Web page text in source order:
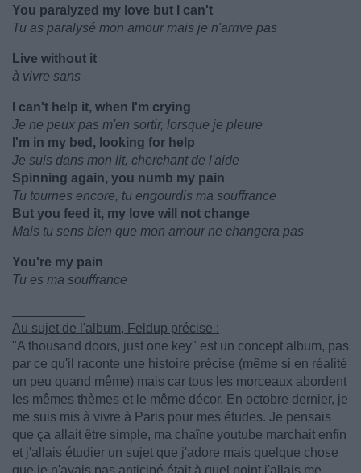
You paralyzed my love but I can't
Tu as paralysé mon amour mais je n'arrive pas
Live without it
à vivre sans
I can't help it, when I'm crying
Je ne peux pas m'en sortir, lorsque je pleure
I'm in my bed, looking for help
Je suis dans mon lit, cherchant de l'aide
Spinning again, you numb my pain
Tu tournes encore, tu engourdis ma souffrance
But you feed it, my love will not change
Mais tu sens bien que mon amour ne changera pas
You're my pain
Tu es ma souffrance
Au sujet de l'album, Feldup précise :
"A thousand doors, just one key" est un concept album, pas
par ce qu'il raconte une histoire précise (même si en réalité
un peu quand même) mais car tous les morceaux abordent
les mêmes thèmes et le même décor. En octobre dernier, je
me suis mis à vivre à Paris pour mes études. Je pensais
que ça allait être simple, ma chaîne youtube marchait enfin
et j'allais étudier un sujet que j'adore mais quelque chose
que je n'avais pas anticipé était à quel point j'allais me